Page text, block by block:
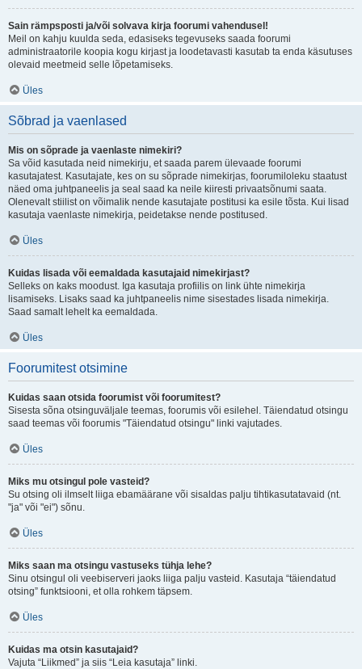
Sain rämpsposti ja/või solvava kirja foorumi vahendusel!
Meil on kahju kuulda seda, edasiseks tegevuseks saada foorumi
administraatorile koopia kogu kirjast ja loodetavasti kasutab ta enda käsutuses
olevaid meetmeid selle lõpetamiseks.
Üles
Sõbrad ja vaenlased
Mis on sõprade ja vaenlaste nimekiri?
Sa võid kasutada neid nimekirju, et saada parem ülevaade foorumi
kasutajatest. Kasutajate, kes on su sõprade nimekirjas, foorumiloleku staatust
näed oma juhtpaneelis ja seal saad ka neile kiiresti privaatsõnumi saata.
Olenevalt stiilist on võimalik nende kasutajate postitusi ka esile tõsta. Kui lisad
kasutaja vaenlaste nimekirja, peidetakse nende postitused.
Üles
Kuidas lisada või eemaldada kasutajaid nimekirjast?
Selleks on kaks moodust. Iga kasutaja profiilis on link ühte nimekirja
lisamiseks. Lisaks saad ka juhtpaneelis nime sisestades lisada nimekirja.
Saad samalt lehelt ka eemaldada.
Üles
Foorumitest otsimine
Kuidas saan otsida foorumist või foorumitest?
Sisesta sõna otsinguväljale teemas, foorumis või esilehel. Täiendatud otsingu
saad teemas või foorumis "Täiendatud otsingu" linki vajutades.
Üles
Miks mu otsingul pole vasteid?
Su otsing oli ilmselt liiga ebamäärane või sisaldas palju tihtikasutatavaid (nt.
"ja" või "ei") sõnu.
Üles
Miks saan ma otsingu vastuseks tühja lehe?
Sinu otsingul oli veebiserveri jaoks liiga palju vasteid. Kasutaja “täiendatud
otsing” funktsiooni, et olla rohkem täpsem.
Üles
Kuidas ma otsin kasutajaid?
Vajuta “Liikmed” ja siis “Leia kasutaja” linki.